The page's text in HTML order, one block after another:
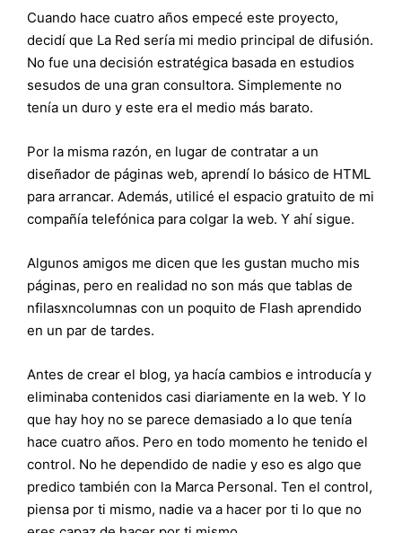
Cuando hace cuatro años empecé este proyecto,
decidí que La Red sería mi medio principal de difusión.
No fue una decisión estratégica basada en estudios
sesudos de una gran consultora. Simplemente no
tenía un duro y este era el medio más barato.
Por la misma razón, en lugar de contratar a un
diseñador de páginas web, aprendí lo básico de HTML
para arrancar. Además, utilicé el espacio gratuito de mi
compañía telefónica para colgar la web. Y ahí sigue.
Algunos amigos me dicen que les gustan mucho mis
páginas, pero en realidad no son más que tablas de
nfilasxncolumnas con un poquito de Flash aprendido
en un par de tardes.
Antes de crear el blog, ya hacía cambios e introducía y
eliminaba contenidos casi diariamente en la web. Y lo
que hay hoy no se parece demasiado a lo que tenía
hace cuatro años. Pero en todo momento he tenido el
control. No he dependido de nadie y eso es algo que
predico también con la Marca Personal. Ten el control,
piensa por ti mismo, nadie va a hacer por ti lo que no